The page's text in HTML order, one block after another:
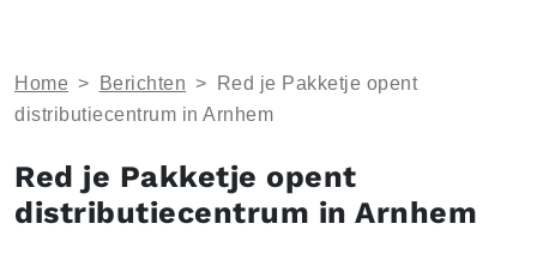
Home > Berichten >
​Red je Pakketje opent
distributiecentrum in Arnhem
​Red je Pakketje opent
distributiecentrum in Arnhem